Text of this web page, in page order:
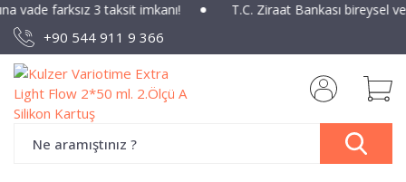
vade farksız 3 taksit imkanı! T.C. Ziraat Bankası bireysel
+90 544 911 9 366